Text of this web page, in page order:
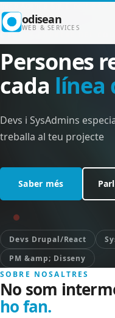
odisean
WEB & SERVICES
L'EQUIP DARRERE DEL CODI
Persones
cada línea
Devs i SysAdmins
treballa al teu projecte
Saber més
Devs Drupal/React
PM &amp; Disseny
SOBRE NOSALTRES
No som
ho fan.